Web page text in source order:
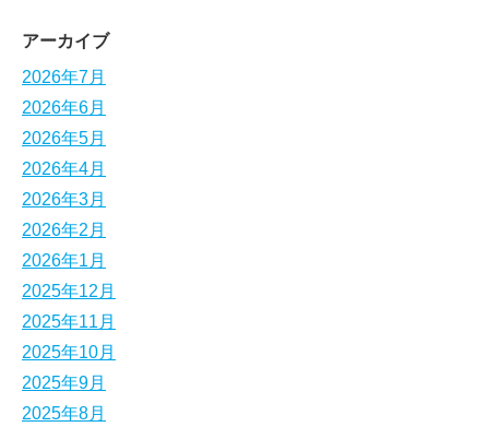
アーカイブ
2026年7月
2026年6月
2026年5月
2026年4月
2026年3月
2026年2月
2026年1月
2025年12月
2025年11月
2025年10月
2025年9月
2025年8月